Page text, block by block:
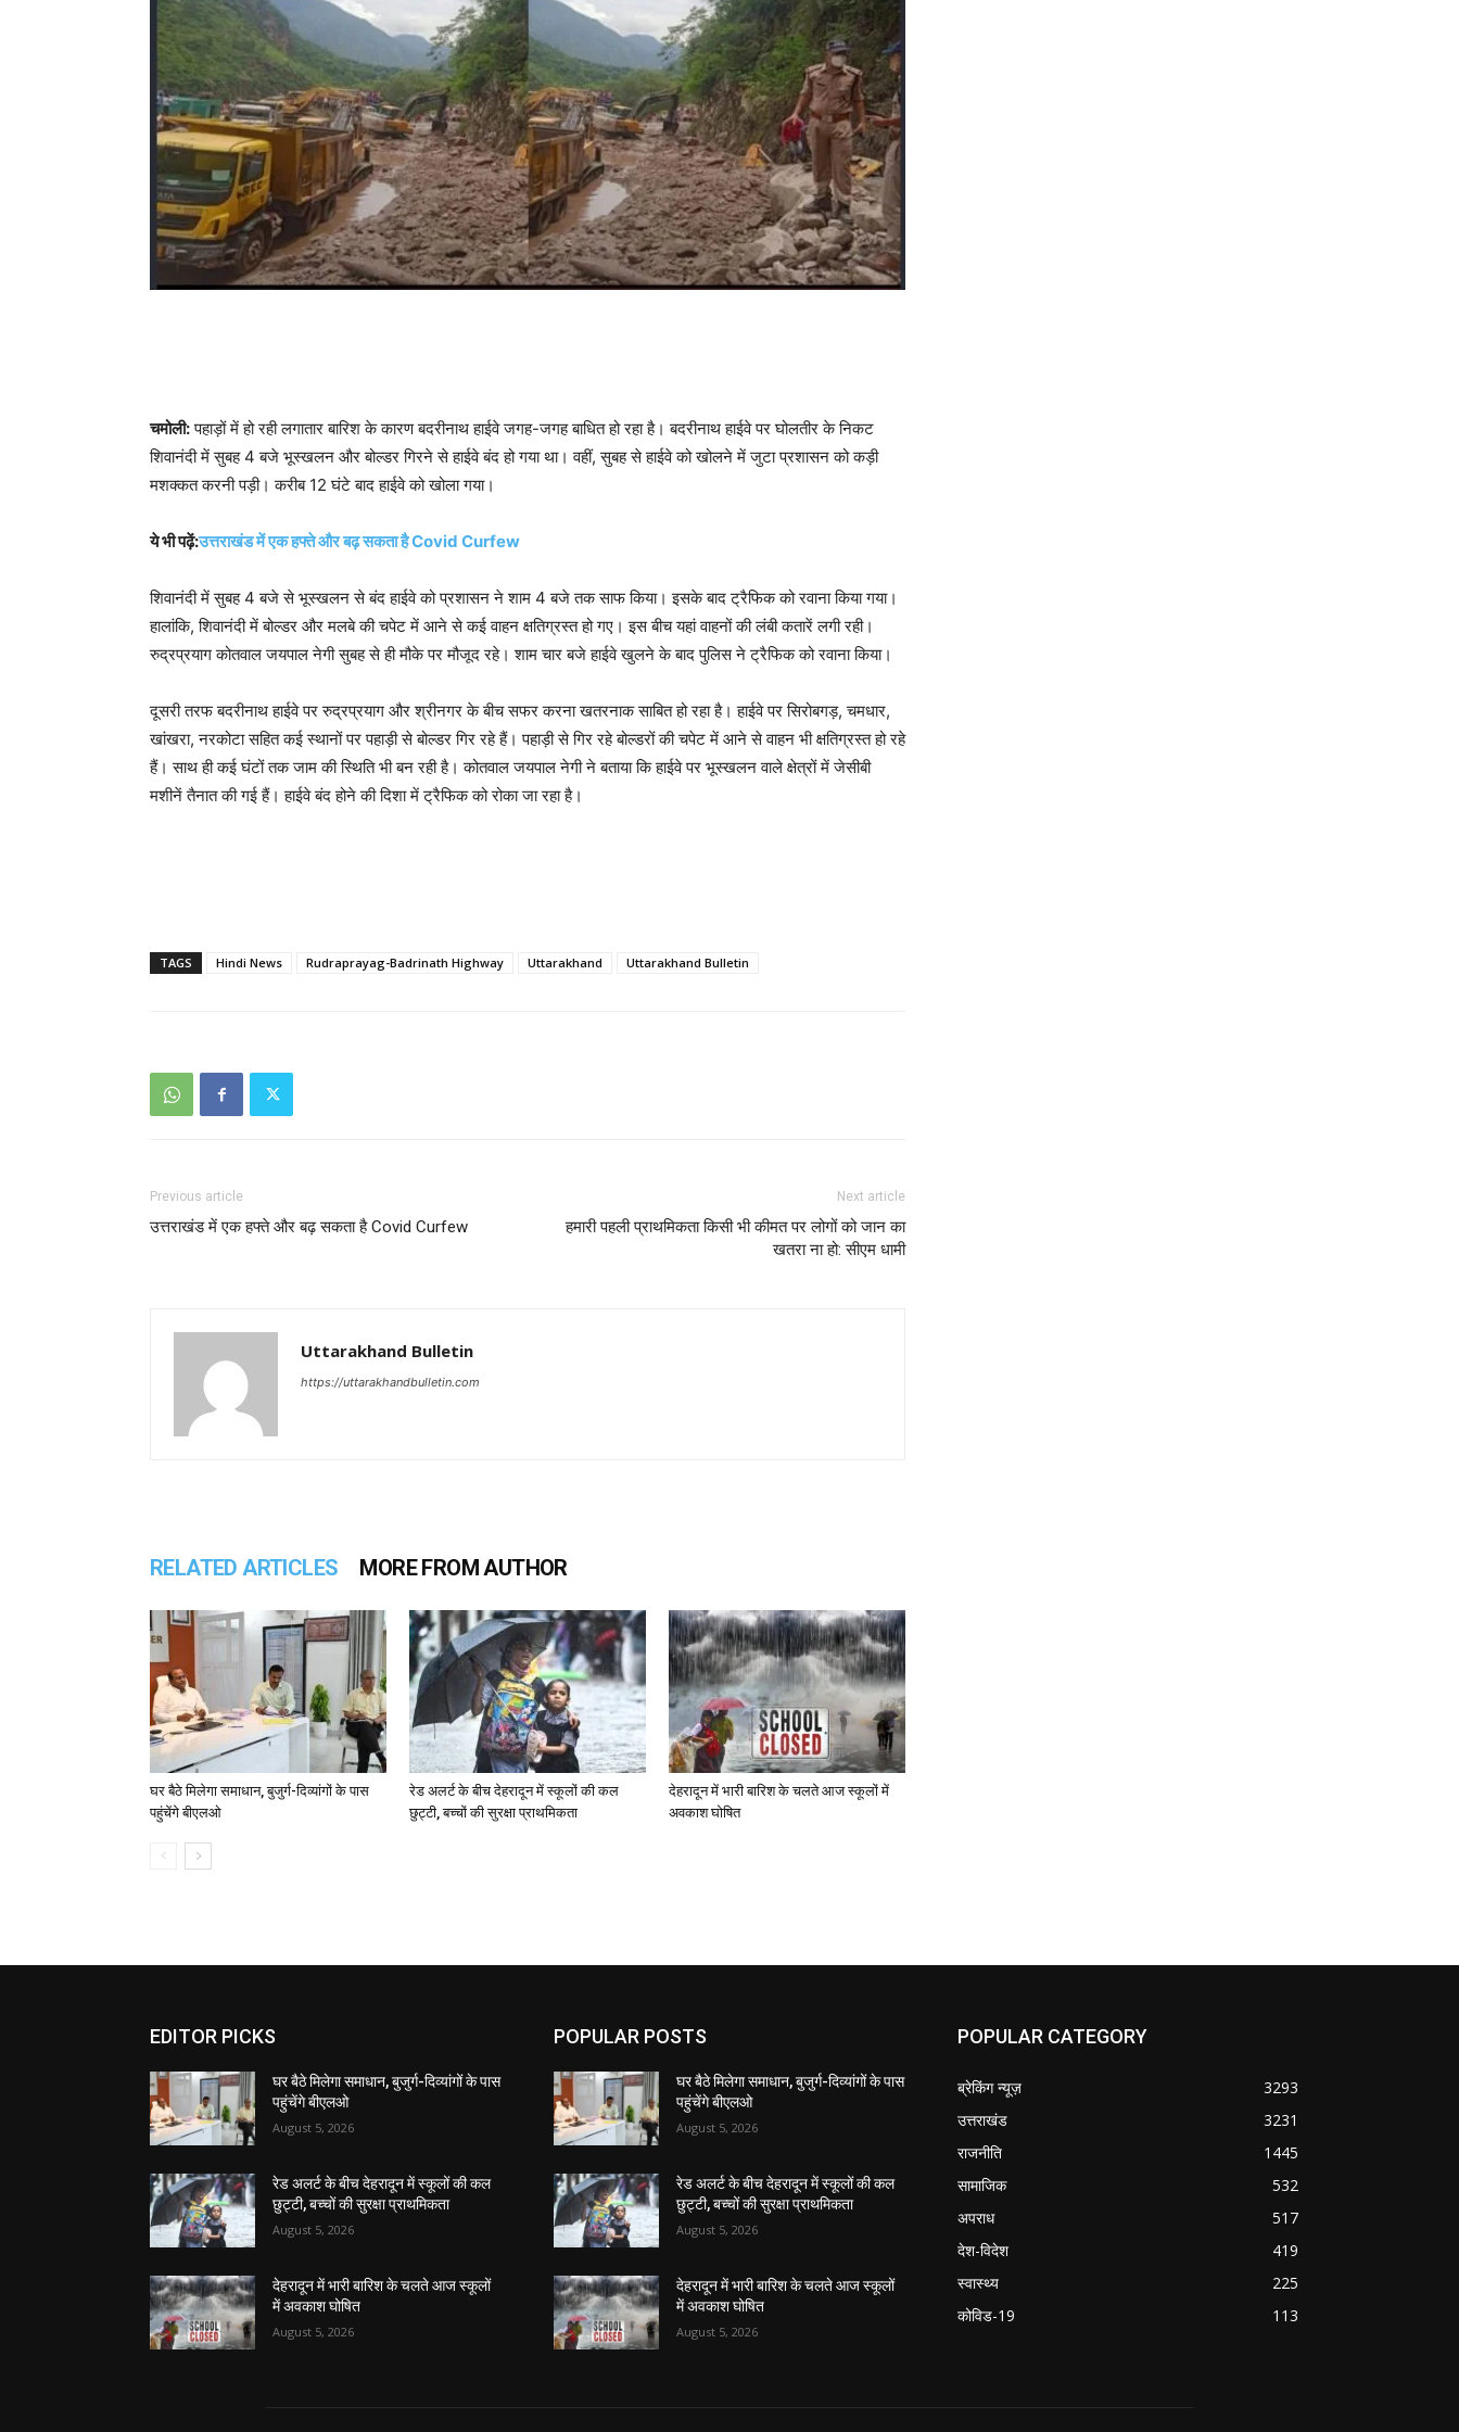
चमोली:पहाड़ों में हो रही लगातार बारिश के कारण बदरीनाथ हाईवे जगह-जगह बाधित हो रहा है। बदरीनाथ हाईवे पर घोलतीर के निकट
शिवानंदी में सुबह 4 बजे भूस्खलन और बोल्डर गिरने से हाईवे बंद हो गया था। वहीं, सुबह से हाईवे को खोलने में जुटा प्रशासन को कड़ी
मशक्कत करनी पड़ी। करीब 12 घंटे बाद हाईवे को खोला गया।
ये भी पढ़ें:उत्तराखंड में एक हफ्ते और बढ़ सकता है Covid Curfew
शिवानंदी में सुबह 4 बजे से भूस्खलन से बंद हाईवे को प्रशासन ने शाम 4 बजे तक साफ किया। इसके बाद ट्रैफिक को रवाना किया गया।
हालांकि, शिवानंदी में बोल्डर और मलबे की चपेट में आने से कई वाहन क्षतिग्रस्त हो गए। इस बीच यहां वाहनों की लंबी कतारें लगी रही।
रुद्रप्रयाग कोतवाल जयपाल नेगी सुबह से ही मौके पर मौजूद रहे। शाम चार बजे हाईवे खुलने के बाद पुलिस ने ट्रैफिक को रवाना किया।
दूसरी तरफ बदरीनाथ हाईवे पर रुद्रप्रयाग और श्रीनगर के बीच सफर करना खतरनाक साबित हो रहा है। हाईवे पर सिरोबगड़, चमधार,
खांखरा, नरकोटा सहित कई स्थानों पर पहाड़ी से बोल्डर गिर रहे हैं। पहाड़ी से गिर रहे बोल्डरों की चपेट में आने से वाहन भी क्षतिग्रस्त हो रहे
हैं। साथ ही कई घंटों तक जाम की स्थिति भी बन रही है। कोतवाल जयपाल नेगी ने बताया कि हाईवे पर भूस्खलन वाले क्षेत्रों में जेसीबी
मशीनें तैनात की गई हैं। हाईवे बंद होने की दिशा में ट्रैफिक को रोका जा रहा है।
TAGS Hindi News Rudraprayag-Badrinath Highway Uttarakhand Uttarakhand Bulletin
Previous article
उत्तराखंड में एक हफ्ते और बढ़ सकता है Covid Curfew
Next article
हमारी पहली प्राथमिकता किसी भी कीमत पर लोगों को जान का
खतरा ना हो: सीएम धामी
Uttarakhand Bulletin
https://uttarakhandbulletin.com
RELATED ARTICLES MORE FROM AUTHOR
घर बैठे मिलेगा समाधान, बुजुर्ग-दिव्यांगों के पास
पहुंचेंगे बीएलओ
रेड अलर्ट के बीच देहरादून में स्कूलों की कल
छुट्टी, बच्चों की सुरक्षा प्राथमिकता
देहरादून में भारी बारिश के चलते आज स्कूलों में
अवकाश घोषित
EDITOR PICKS
घर बैठे मिलेगा समाधान, बुजुर्ग-दिव्यांगों के पास
पहुंचेंगे बीएलओ
August 5, 2026
रेड अलर्ट के बीच देहरादून में स्कूलों की कल
छुट्टी, बच्चों की सुरक्षा प्राथमिकता
August 5, 2026
देहरादून में भारी बारिश के चलते आज स्कूलों
में अवकाश घोषित
August 5, 2026
POPULAR POSTS
घर बैठे मिलेगा समाधान, बुजुर्ग-दिव्यांगों के पास
पहुंचेंगे बीएलओ
August 5, 2026
रेड अलर्ट के बीच देहरादून में स्कूलों की कल
छुट्टी, बच्चों की सुरक्षा प्राथमिकता
August 5, 2026
देहरादून में भारी बारिश के चलते आज स्कूलों
में अवकाश घोषित
August 5, 2026
POPULAR CATEGORY
ब्रेकिंग न्यूज़
3293
उत्तराखंड
3231
राजनीति
1445
सामाजिक
532
अपराध
517
देश-विदेश
419
स्वास्थ्य
225
कोविड-19
113